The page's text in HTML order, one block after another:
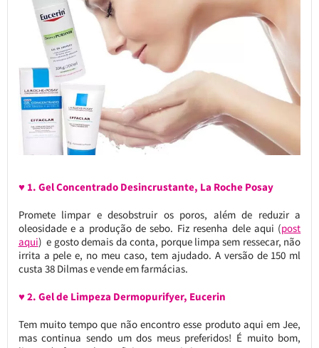
♥ 1. Gel Concentrado Desincrustante, La Roche Posay
Promete limpar e desobstruir os poros, além de reduzir a
oleosidade e a produção de sebo. Fiz resenha dele aqui (post
aqui) e gosto demais da conta, porque limpa sem ressecar, não
irrita a pele e, no meu caso, tem ajudado. A versão de 150 ml
custa 38 Dilmas e vende em farmácias.
♥ 2. Gel de Limpeza Dermopurifyer, Eucerin
Tem muito tempo que não encontro esse produto aqui em Jee,
mas continua sendo um dos meus preferidos! É muito bom,